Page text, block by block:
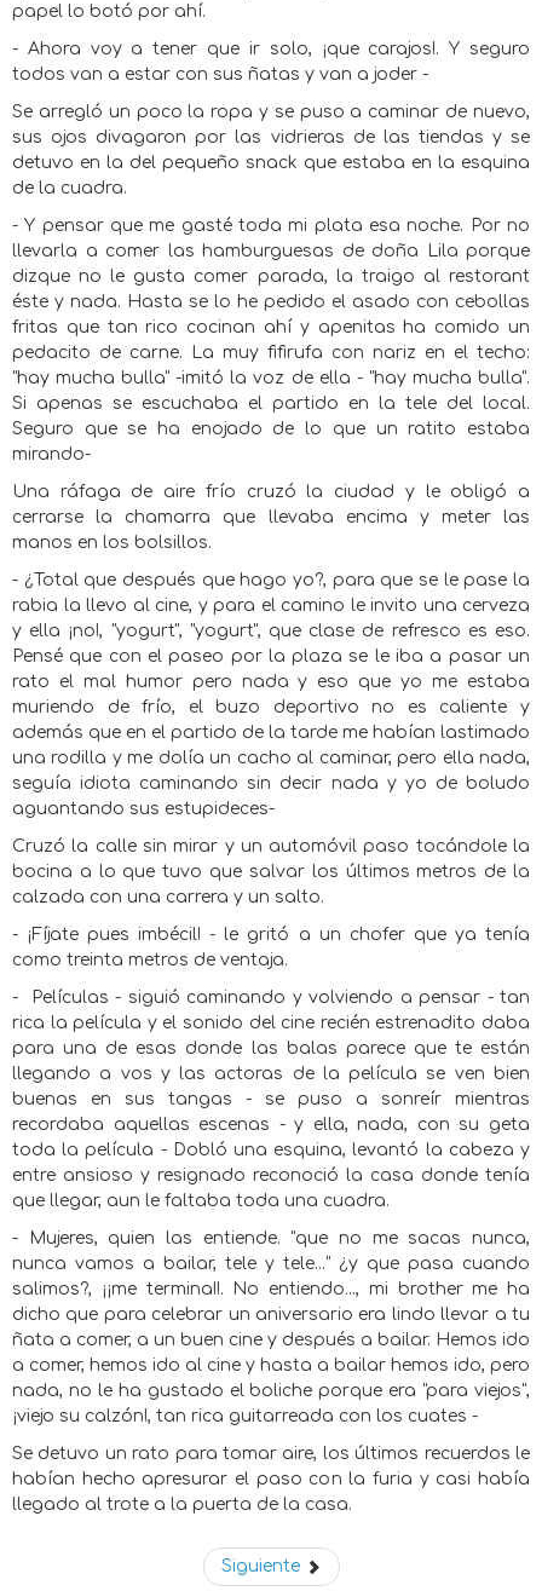
papel lo botó por ahí.
- Ahora voy a tener que ir solo, ¡que carajos!. Y seguro
todos van a estar con sus ñatas y van a joder -
Se arregló un poco la ropa y se puso a caminar de nuevo,
sus ojos divagaron por las vidrieras de las tiendas y se
detuvo en la del pequeño snack que estaba en la esquina
de la cuadra.
- Y pensar que me gasté toda mi plata esa noche. Por no
llevarla a comer las hamburguesas de doña Lila porque
dizque no le gusta comer parada, la traigo al restorant
éste y nada. Hasta se lo he pedido el asado con cebollas
fritas que tan rico cocinan ahí y apenitas ha comido un
pedacito de carne. La muy fifirufa con nariz en el techo:
"hay mucha bulla" -imitó la voz de ella - "hay mucha bulla".
Si apenas se escuchaba el partido en la tele del local.
Seguro que se ha enojado de lo que un ratito estaba
mirando-
Una ráfaga de aire frío cruzó la ciudad y le obligó a
cerrarse la chamarra que llevaba encima y meter las
manos en los bolsillos.
- ¿Total que después que hago yo?, para que se le pase la
rabia la llevo al cine, y para el camino le invito una cerveza
y ella ¡no!, "yogurt", "yogurt", que clase de refresco es eso.
Pensé que con el paseo por la plaza se le iba a pasar un
rato el mal humor pero nada y eso que yo me estaba
muriendo de frío, el buzo deportivo no es caliente y
además que en el partido de la tarde me habían lastimado
una rodilla y me dolía un cacho al caminar, pero ella nada,
seguía idiota caminando sin decir nada y yo de boludo
aguantando sus estupideces-
Cruzó la calle sin mirar y un automóvil paso tocándole la
bocina a lo que tuvo que salvar los últimos metros de la
calzada con una carrera y un salto.
- ¡Fíjate pues imbécil! - le gritó a un chofer que ya tenía
como treinta metros de ventaja.
-
Películas - siguió caminando y volviendo a pensar - tan
rica la película y el sonido del cine recién estrenadito daba
para una de esas donde las balas parece que te están
llegando a vos y las actoras de la película se ven bien
buenas en sus tangas - se puso a sonreír mientras
recordaba aquellas escenas - y ella, nada, con su geta
toda la película - Dobló una esquina, levantó la cabeza y
entre ansioso y resignado reconoció la casa donde tenía
que llegar, aun le faltaba toda una cuadra.
- Mujeres, quien las entiende. "que no me sacas nunca,
nunca vamos a bailar, tele y tele..." ¿y que pasa cuando
salimos?, ¡¡me termina!!. No entiendo..., mi brother me ha
dicho que para celebrar un aniversario era lindo llevar a tu
ñata a comer, a un buen cine y después a bailar. Hemos ido
a comer, hemos ido al cine y hasta a bailar hemos ido, pero
nada, no le ha gustado el boliche porque era "para viejos",
¡viejo su calzón!, tan rica guitarreada con los cuates -
Se detuvo un rato para tomar aire, los últimos recuerdos le
habían hecho apresurar el paso con la furia y casi había
llegado al trote a la puerta de la casa.
Siguiente